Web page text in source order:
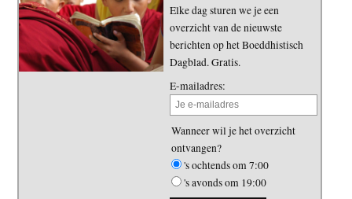
Elke dag sturen we je een
overzicht van de nieuwste
berichten op het Boeddhistisch
Dagblad. Gratis.
E-mailadres:
Wanneer wil je het overzicht
ontvangen?
's ochtends om 7:00
's avonds om 19:00